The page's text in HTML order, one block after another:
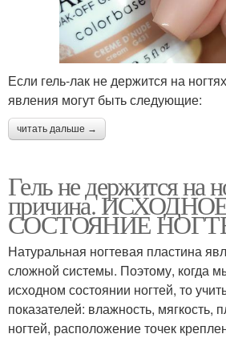
Если гель-лак не держится на
явления могут быть следующие:
читать дальше →
Гель не держится на
причина.
СОСТОЯНИЕ
Натуральная ногтевая пластина
сложной системы. Поэтому, когда
исходном состоянии ногтей, то
показателей: влажность, мягкость,
ногтей, расположение точек